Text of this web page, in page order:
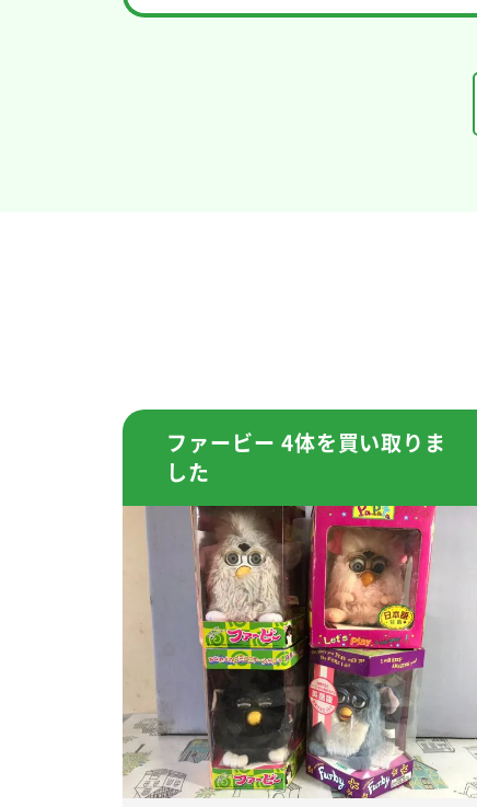
ファービー 4体を買い取りま
した